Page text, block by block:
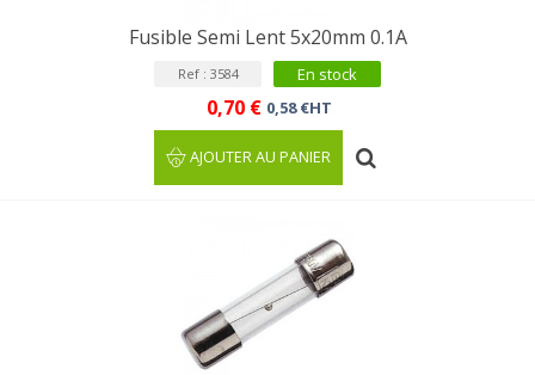
Fusible Semi Lent 5x20mm 0.1A
Ref : 3584 En stock
0,70 € 0,58 €HT
AJOUTER AU PANIER